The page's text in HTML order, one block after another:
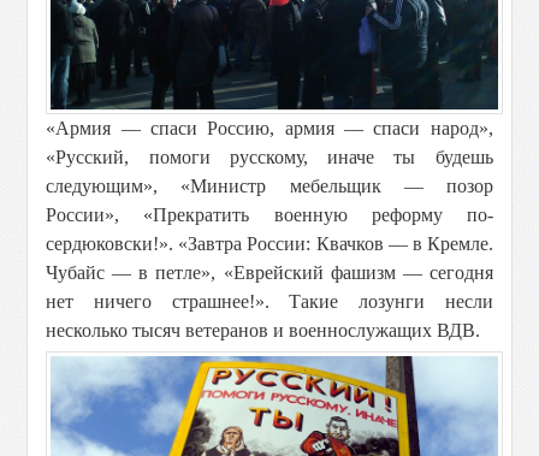
«Армия — спаси Россию, армия — спаси народ»,
«Русский, помоги русскому, иначе ты будешь
следующим», «Министр мебельщик — позор
России», «Прекратить военную реформу по-
сердюковски!». «Завтра России: Квачков — в Кремле.
Чубайс — в петле», «Еврейский фашизм — сегодня
нет ничего страшнее!». Такие лозунги несли
несколько тысяч ветеранов и военнослужащих ВДВ.